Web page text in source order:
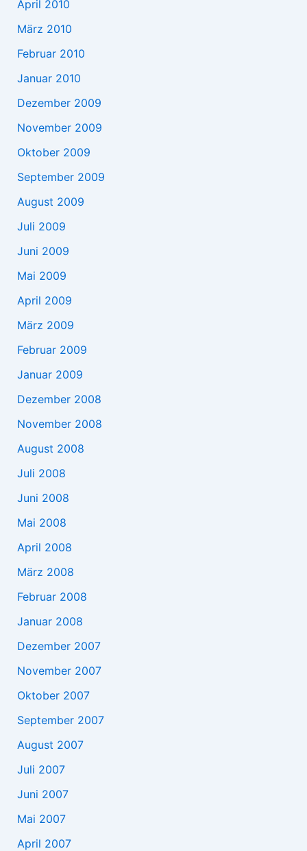
April 2010
März 2010
Februar 2010
Januar 2010
Dezember 2009
November 2009
Oktober 2009
September 2009
August 2009
Juli 2009
Juni 2009
Mai 2009
April 2009
März 2009
Februar 2009
Januar 2009
Dezember 2008
November 2008
August 2008
Juli 2008
Juni 2008
Mai 2008
April 2008
März 2008
Februar 2008
Januar 2008
Dezember 2007
November 2007
Oktober 2007
September 2007
August 2007
Juli 2007
Juni 2007
Mai 2007
April 2007